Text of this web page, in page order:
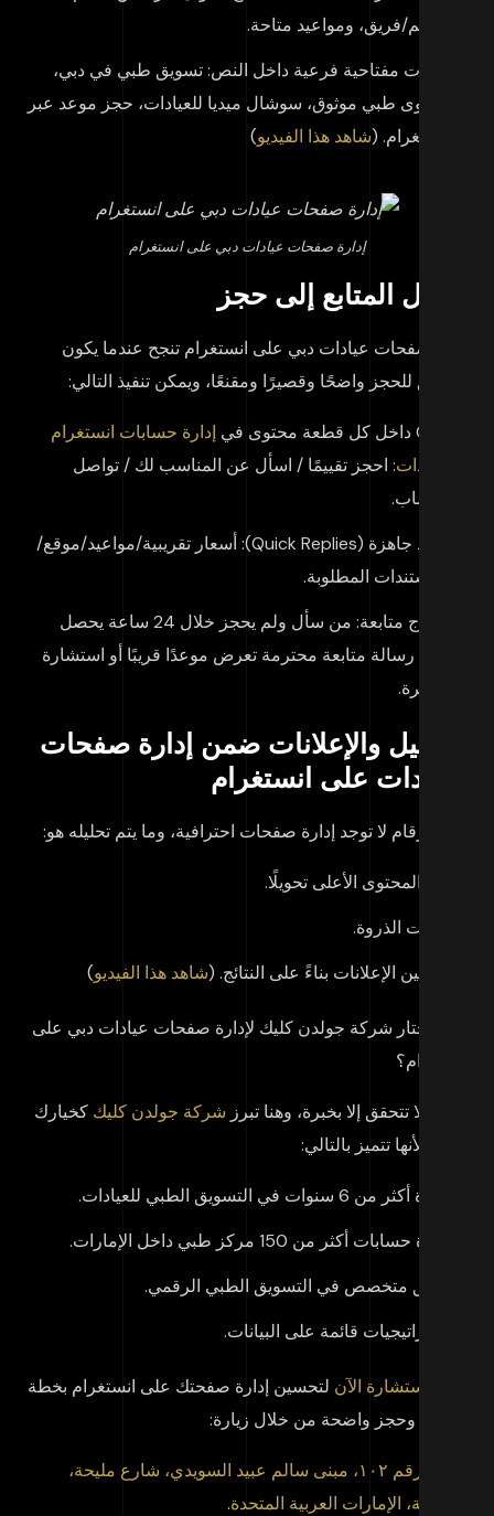
تنظيم/فريق، ومواعيد متاحة.
كلمات مفتاحية فرعية داخل النص: تسويق طبي في دبي،
محتوى طبي موثوق، سوشال ميديا للعيادات، حجز موعد عبر
انستغرام. (شاهد هذا الفيديو)
إدارة صفحات عيادات دبي على انستغرام
المتابع إلى حجز
صفحات عيادات دبي على انستغرام تنجح عندما يكون
للحجز واضحًا وقصيرًا ومقنعًا، ويمكن تنفيذ التالي:
إدارة حسابات انستغرام
: احجز تقييمًا / اسأل عن المناسب لك / تواصل
ردود جاهزة (Quick Replies): أسعار تقريبية/مواعيد/موقع/
المستندات المطلوبة.
نموذج متابعة: من سأل ولم يحجز خلال 24 ساعة يحصل
على رسالة متابعة محترمة تعرض موعدًا قريبًا أو استشارة
والإعلانات ضمن إدارة صفحات
على انستغرام
أرقام لا توجد إدارة صفحات احترافية، وما يتم تحليله هو:
نوع المحتوى الأعلى تحويلًا.
أوقات الذروة.
تحسين الإعلانات بناءً على النتائج. (شاهد هذا الفيديو)
تختار شركة جولدن كليك لإدارة صفحات عيادات دبي على
لا تتحقق إلا بخبرة، وهنا تبرز شركة جولدن كليك كخيارك
لأنها تتميز بالتالي:
خبرة أكثر من 6 سنوات في التسويق الطبي للعيادات.
إدارة حسابات أكثر من 150 مركز طبي داخل الإمارات.
فريق متخصص في التسويق الطبي الرقمي.
استراتيجيات قائمة على البيانات.
استشارة الآنلتحسين إدارة صفحتك على انستغرام بخطة
وحجز واضحة من خلال زيارة:
مكتب رقم ١٠٢، مبنى سالم عبيد السويدي، شارع مليحة،
الإمارات العربية المتحدة.